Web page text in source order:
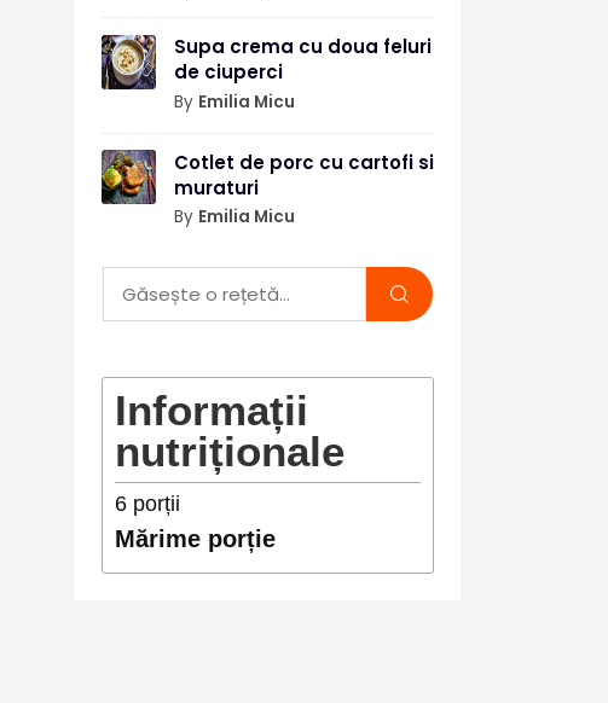
Supa crema cu doua feluri
de ciuperci
By Emilia Micu
Cotlet de porc cu cartofi si
muraturi
By Emilia Micu
Informații
nutriționale
6porții
Mărime porție